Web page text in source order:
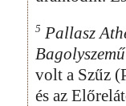
5 Pallasz
Bagolyszemű
volt a Szűz
és az